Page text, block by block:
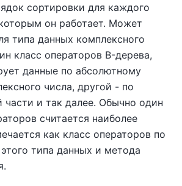
сортировки для каждого
он работает. Может
типа данных комплексного
класс операторов B-дерева,
данные по абсолютному
числа, другой - по
части и так далее. Обычно один
считается наиболее
как класс операторов по
типа данных и метода